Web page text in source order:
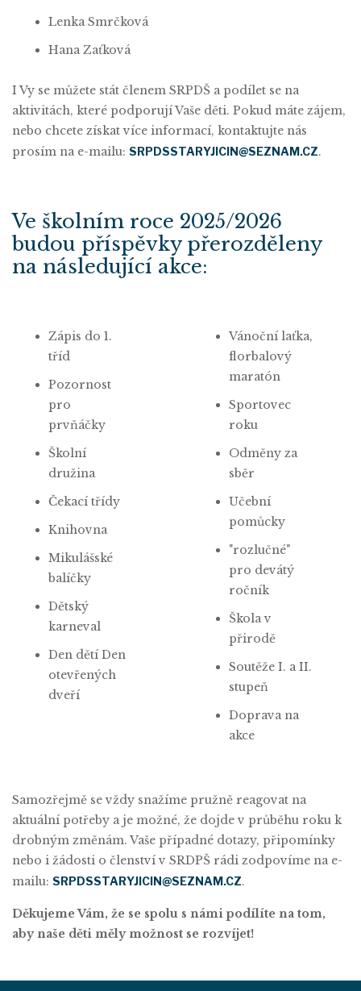
Lenka Smrčková
Hana Zaťková
I Vy se můžete stát členem SRPDŠ a podílet se na
aktivitách, které podporují Vaše děti. Pokud máte zájem,
nebo chcete získat více informací, kontaktujte nás
prosím na e-mailu: SRPDSSTARYJICIN@SEZNAM.CZ.
Ve školním roce 2025/2026
budou příspěvky přerozděleny
na následující akce:
Zápis do 1.
tříd
Pozornost
pro
prvňáčky
Školní
družina
Čekací třídy
Knihovna
Mikulášské
balíčky
Dětský
karneval
Den dětí Den
otevřených
dveří
Vánoční laťka,
florbalový
maratón
Sportovec
roku
Odměny za
sběr
Učební
pomůcky
"rozlučné"
pro devátý
ročník
Škola v
přirodě
Soutěže I. a II.
stupeň
Doprava na
akce
Samozřejmě se vždy snažíme pružně reagovat na
aktuální potřeby a je možné, že dojde v průběhu roku k
drobným změnám. Vaše případné dotazy, připomínky
nebo i žádosti o členství v SRDPŠ rádi zodpovíme na e-
mailu: SRPDSSTARYJICIN@SEZNAM.CZ.
Děkujeme Vám, že se spolu s námi podílíte na tom,
aby naše děti měly možnost se rozvíjet!